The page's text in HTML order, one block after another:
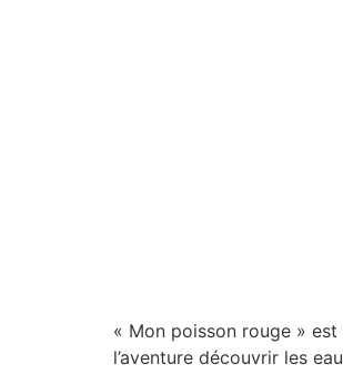
« Mon poisson rouge »
l’aventure découvrir les